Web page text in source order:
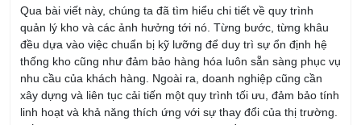
đều dựa vào việc chuẩn bị kỹ lưỡng để duy trì sự ổn định hệ
thống kho cũng như đảm bảo hàng hóa luôn sẵn sàng phục vụ
nhu cầu của khách hàng. Ngoài ra, doanh nghiệp cũng cần
xây dựng và liên tục cải tiến một quy trình tối ưu, đảm bảo tính
linh hoạt và khả năng thích ứng với sự thay đổi của thị trường.
Tất cả mục tiêu mà doanh nghiệp đặt ra đều đảm bảo hướng
tới thành công lâu dài.